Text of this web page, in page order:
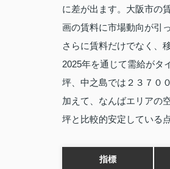
に差が出ます。大阪市の
画の賃料に市場動向が引
さらに賃料だけでなく、
2025年を通じて需給がタ
坪、中之島では２３７０
加えて、なんばエリアの
坪と比較的安定している
指標